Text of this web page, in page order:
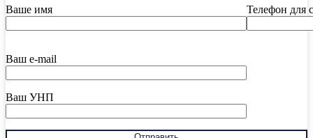
Ваше имя Телефон для
Ваш e-mail
Ваш УНП